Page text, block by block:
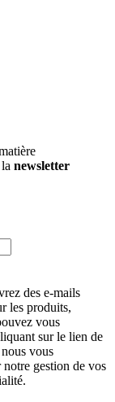
newsletter
des e-mails
les produits,
vous
sur le lien de
vous
gestion de vos